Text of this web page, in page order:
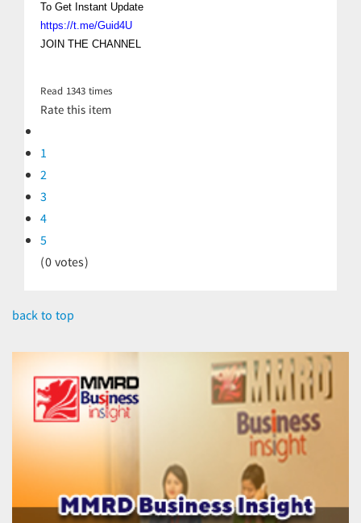
To Get Instant Update
https://t.me/Guid4U
JOIN THE CHANNEL
Read 1343times
Rate this item
1
2
3
4
5
(0 votes)
back to top